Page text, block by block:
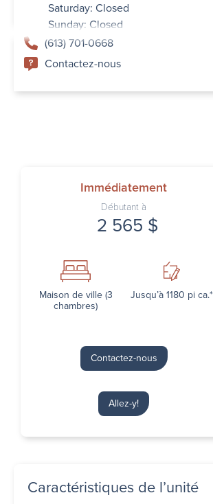
Saturday: Closed
Sunday: Closed
(613) 701-0668
Contactez-nous
Immédiatement
Débutant à
2 565 $
Maison de ville (3
chambres)
Jusqu’à 1180 pi ca.*
Contactez-nous
Allez-y!
Caractéristiques de l’unité